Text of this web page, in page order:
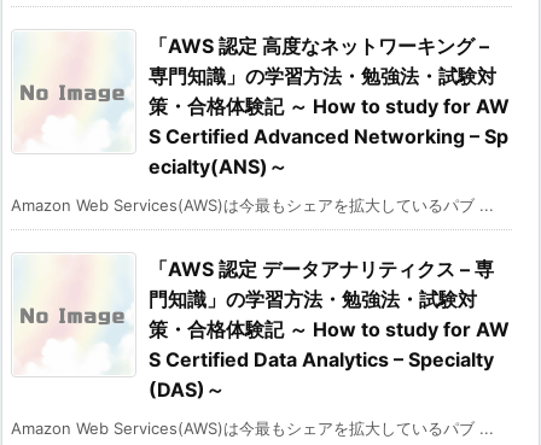
「AWS 認定 高度なネットワーキング –
専門知識」の学習方法・勉強法・試験対
策・合格体験記 ～ How to study for AW
S Certified Advanced Networking – Sp
ecialty(ANS)～
Amazon Web Services(AWS)は今最もシェアを拡大しているパブ ...
「AWS 認定 データアナリティクス – 専
門知識」の学習方法・勉強法・試験対
策・合格体験記 ～ How to study for AW
S Certified Data Analytics – Specialty
(DAS)～
Amazon Web Services(AWS)は今最もシェアを拡大しているパブ ...